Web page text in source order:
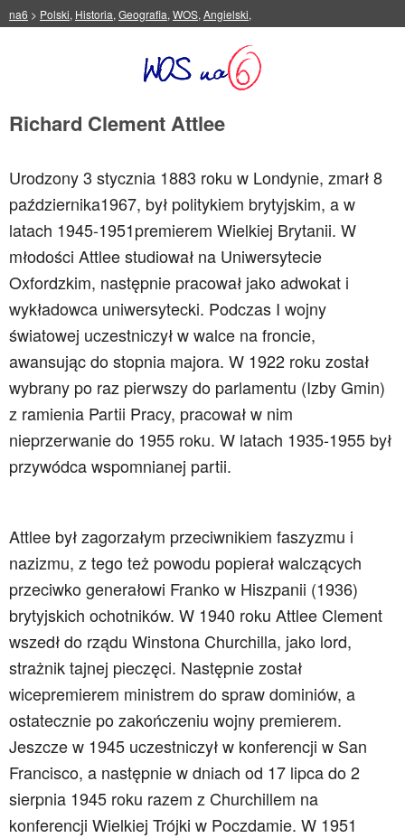
na6 > Polski, Historia, Geografia, WOS, Angielski,
Richard Clement Attlee
Urodzony 3 stycznia 1883 roku w Londynie, zmarł 8
października1967, był politykiem brytyjskim, a w
latach 1945-1951premierem Wielkiej Brytanii. W
młodości Attlee studiował na Uniwersytecie
Oxfordzkim, następnie pracował jako adwokat i
wykładowca uniwersytecki. Podczas I wojny
światowej uczestniczył w walce na froncie,
awansując do stopnia majora. W 1922 roku został
wybrany po raz pierwszy do parlamentu (Izby Gmin)
z ramienia Partii Pracy, pracował w nim
nieprzerwanie do 1955 roku. W latach 1935-1955 był
przywódca wspomnianej partii.
Attlee był zagorzałym przeciwnikiem faszyzmu i
nazizmu, z tego też powodu popierał walczących
przeciwko generałowi Franko w Hiszpanii (1936)
brytyjskich ochotników. W 1940 roku Attlee Clement
wszedł do rządu Winstona Churchilla, jako lord,
strażnik tajnej pieczęci. Następnie został
wicepremierem ministrem do spraw dominiów, a
ostatecznie po zakończeniu wojny premierem.
Jeszcze w 1945 uczestniczył w konferencji w San
Francisco, a następnie w dniach od 17 lipca do 2
sierpnia 1945 roku razem z Churchillem na
konferencji Wielkiej Trójki w Poczdamie. W 1951